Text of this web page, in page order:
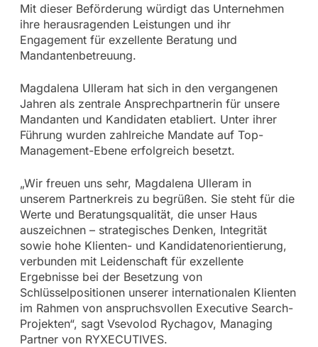
Mit dieser Beförderung würdigt das Unternehmen
ihre herausragenden Leistungen und ihr
Engagement für exzellente Beratung und
Mandantenbetreuung.
Magdalena Ulleram hat sich in den vergangenen
Jahren als zentrale Ansprechpartnerin für unsere
Mandanten und Kandidaten etabliert. Unter ihrer
Führung wurden zahlreiche Mandate auf Top-
Management-Ebene erfolgreich besetzt.
„Wir freuen uns sehr, Magdalena Ulleram in
unserem Partnerkreis zu begrüßen. Sie steht für die
Werte und Beratungsqualität, die unser Haus
auszeichnen – strategisches Denken, Integrität
sowie hohe Klienten- und Kandidatenorientierung,
verbunden mit Leidenschaft für exzellente
Ergebnisse bei der Besetzung von
Schlüsselpositionen unserer internationalen Klienten
im Rahmen von anspruchsvollen Executive Search-
Projekten“, sagt Vsevolod Rychagov, Managing
Partner von RYXECUTIVES.